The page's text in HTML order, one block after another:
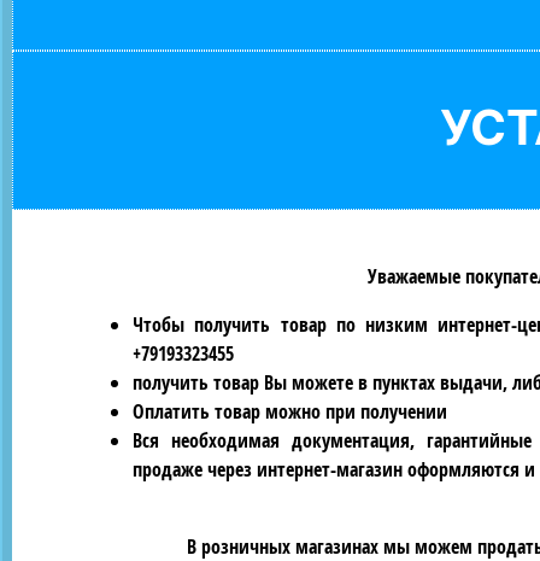
Уважаемые
Чтобы получить товар по низким интернет-
+79193323455
получить товар Вы можете в пунктах выдачи,
Оплатить товар можно при получении
Вся необходимая документация,
продаже через интернет-магазин оформляются
В розничных магазинах мы можем